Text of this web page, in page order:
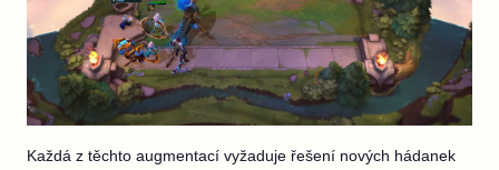
Každá z těchto augmentací vyžaduje řešení nových hádanek